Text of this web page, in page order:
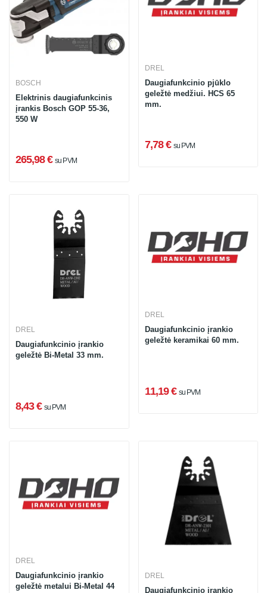
BOSCH
Elektrinis daugiafunkcinis
įrankis Bosch GOP 55-36,
550 W
265,98 € su PVM
DREL
Daugiafunkcinio pjūklo
geležtė medžiui. HCS 65
mm.
7,78 € su PVM
DREL
Daugiafunkcinio įrankio
geležtė Bi-Metal 33 mm.
8,43 € su PVM
DREL
Daugiafunkcinio įrankio
geležtė keramikai 60 mm.
11,19 € su PVM
DREL
Daugiafunkcinio įrankio
geležtė metalui Bi-Metal 44
DREL
Daugiafunkcinio įrankio